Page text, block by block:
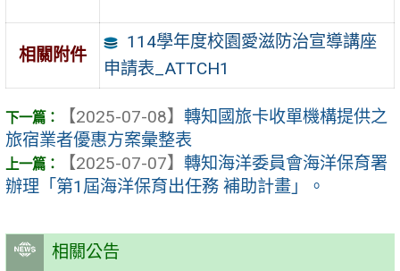
相關公告
相關附件
114學年度校園愛滋防治宣導講座
申請表_ATTCH1
【2025-07-08】 轉知國旅卡收單機構提供之
旅宿業者優惠方案彙整表
【2025-07-07】 轉知海洋委員會海洋保育署
辦理「第1屆海洋保育出任務 補助計畫」。